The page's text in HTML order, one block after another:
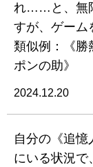
れ……と、無
すが、ゲーム
類似例：《勝
ポンの助》
2024.12.20
自分の《追憶
にいる状況で